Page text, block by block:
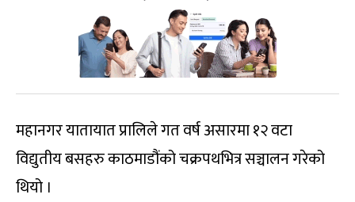
महानगर यातायात प्रालिले गत वर्ष असारमा १२ वटा
विद्युतीय बसहरु काठमाडौंको चक्रपथभित्र सञ्चालन गरेको
थियो ।